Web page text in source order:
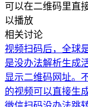
可以在二维码里直
以播放
相关讨论
视频扫码后，全球
是没办法解析生成
显示二维码网址。
的视频可以直接生